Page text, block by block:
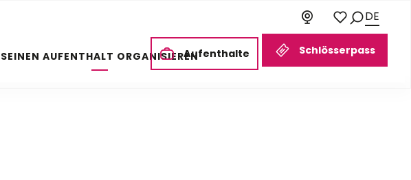
Schlösserpass
Aufenthalte
Voir les favoris
Suche
DE
SEINEN AUFENTHALT ORGANISIEREN